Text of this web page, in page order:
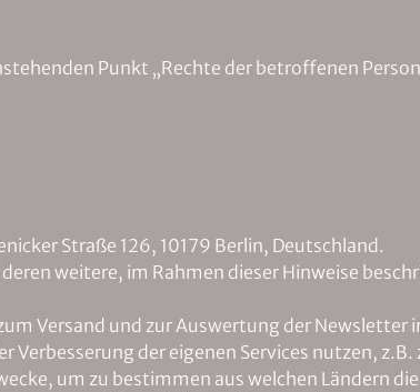
Punkt „Rechte der betroffenen
Straße 126, 10179 Berlin, Deutschland.
weitere, im Rahmen dieser Hinweise
Versand und zur Auswertung der Newsletter
der eigenen Services nutzen,
um zu bestimmen aus welchen Ländern